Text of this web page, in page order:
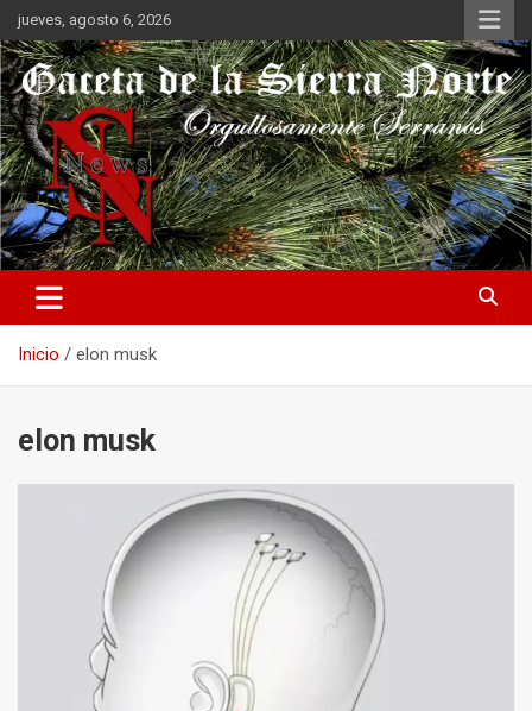
Saltar
al
contenido
jueves, agosto 6, 2026
Gaceta de la Sierra Norte
Orgullosamente Serranos
Inicio elon musk
elon musk